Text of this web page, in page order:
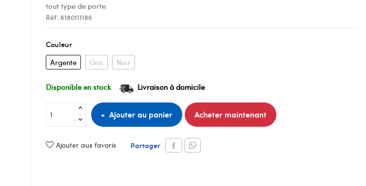
tout type de porte.
Réf: 6180111186
Couleur
Argente Gris Noir
Disponible en stock Livraison à domicile
Ajouter au panier Acheter maintenant
Ajouter aux favoris Partager